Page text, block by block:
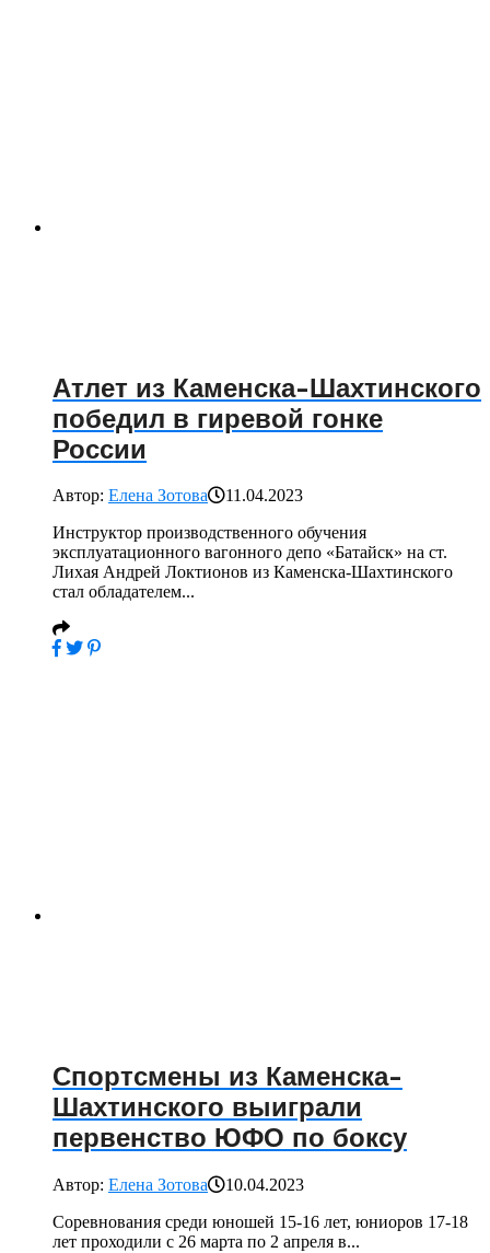
Атлет из Каменска-Шахтинского
победил в гиревой гонке
России
Автор: Елена Зотова
11.04.2023
Инструктор производственного обучения
эксплуатационного вагонного депо «Батайск» на ст.
Лихая Андрей Локтионов из Каменска-Шахтинского
стал обладателем...
Спортсмены из Каменска-
Шахтинского выиграли
первенство ЮФО по боксу
Автор: Елена Зотова
10.04.2023
Соревнования среди юношей 15-16 лет, юниоров 17-18
лет проходили с 26 марта по 2 апреля в...